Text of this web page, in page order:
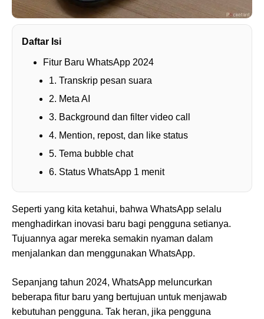
Daftar Isi
Fitur Baru WhatsApp 2024
1. Transkrip pesan suara
2. Meta AI
3. Background dan filter video call
4. Mention, repost, dan like status
5. Tema bubble chat
6. Status WhatsApp 1 menit
Seperti yang kita ketahui, bahwa WhatsApp selalu
menghadirkan inovasi baru bagi pengguna setianya.
Tujuannya agar mereka semakin nyaman dalam
menjalankan dan menggunakan WhatsApp.
Sepanjang tahun 2024, WhatsApp meluncurkan
beberapa fitur baru yang bertujuan untuk menjawab
kebutuhan pengguna. Tak heran, jika pengguna